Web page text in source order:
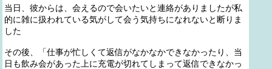
当日、彼からは、会えるので会いたいと連絡がありましたが私
的に雑に扱われている気がして会う気持ちになれないと断りま
した
その後、「仕事が忙しくて返信がなかなかできなかったり、当
日も飲み会があった上に充電が切れてしまって返信できなかっ